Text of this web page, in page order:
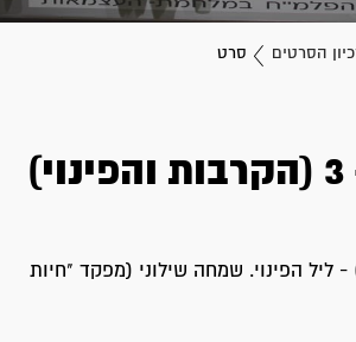
הסרטים סרט
- ליל הפינוי. שמחה שילוני (מפקד "חיות